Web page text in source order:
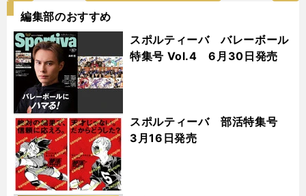
編集部のおすすめ
スポルティーバ バレーボール
特集号 Vol.4 6月30日発売
スポルティーバ 部活特集号
3月16日発売